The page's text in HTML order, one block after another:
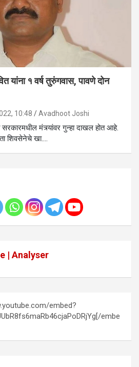
यांना १ वर्ष तुरुंगवास, पावणे दोन
10:48 Avadhoot Joshi
मंत्र्यांवर गुन्हा दाखल होत आहे.
शिवसेनेचे खा.…
| Analyser
embed?
embe